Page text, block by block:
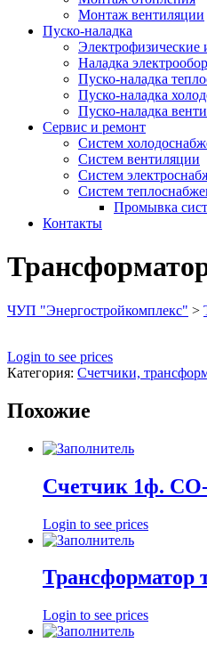
Монтаж вентиляции
Пуско-наладка
Электрофизические
Наладка
Пуско-наладка
Пуско-наладка
Пуско-наладка
Сервис и ремонт
Систем
Систем вентиляции
Систем
Систем
Промывка
Контакты
ЧУП "Энергостройкомплекс" >
Login to see prices
Категория: Счетчики,
Похожие
Счетчик 1ф.
Login to see prices
Трансформатор
Login to see prices